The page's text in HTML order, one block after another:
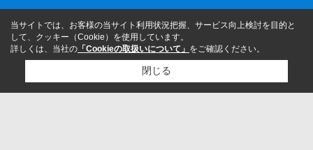
当サイトでは、お客様の当サイト利用状況把握、サービス向上検討を目的と
して、クッキー（Cookie）を使用しています。
詳しくは、当社の 「Cookieの取扱いについて」 をご確認ください。
閉じる